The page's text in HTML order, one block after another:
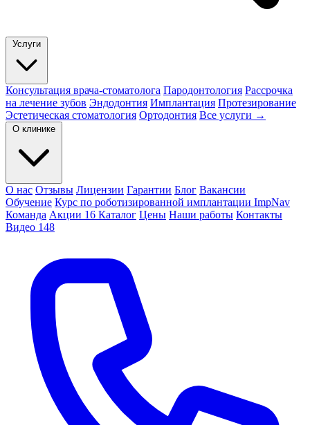
Услуги
Консультация врача-стоматолога Пародонтология Рассрочка
на лечение зубов Эндодонтия Имплантация Протезирование
Эстетическая стоматология Ортодонтия Все услуги →
О клинике
О нас Отзывы Лицензии Гарантии Блог Вакансии
Обучение Курс по роботизированной имплантации ImpNav
Команда Акции 16 Каталог Цены Наши работы Контакты
Видео 148